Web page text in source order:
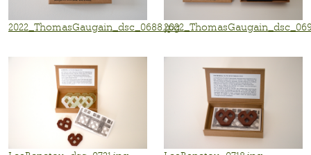
2022_ThomasGaugain_dsc_0688.jpg